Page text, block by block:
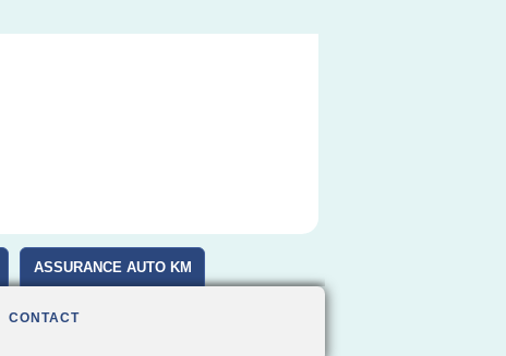
ASSURANCE AUTO KM
CONTACT